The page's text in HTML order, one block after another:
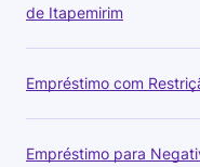
de Itapemirim
Empréstimo com
Empréstimo para